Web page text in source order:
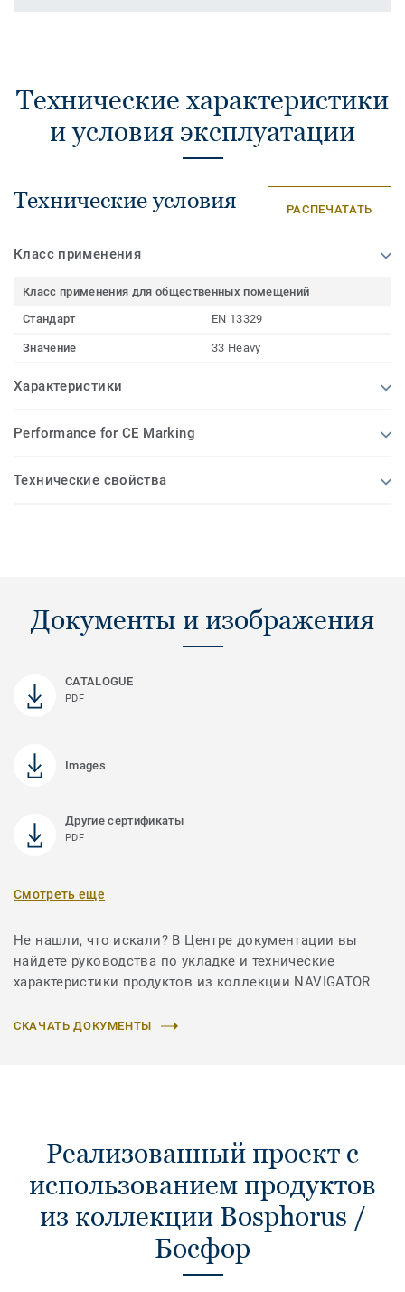
Технические характеристики
и условия эксплуатации
Технические условия РАСПЕЧАТАТЬ
Класс применения
Класс применения для общественных помещений
Стандарт
EN 13329
Значение 33 Heavy
Характеристики
Performance for CE Marking
Технические свойства
Документы и изображения
CATALOGUE
PDF
Images
Другие сертификаты
PDF
Смотреть еще
Не нашли, что искали? В Центре документации вы
найдете руководства по укладке и технические
характеристики продуктов из коллекции NAVIGATOR
СКАЧАТЬ ДОКУМЕНТЫ
Реализованный проект с
использованием продуктов
из коллекции Bosphorus /
Босфор